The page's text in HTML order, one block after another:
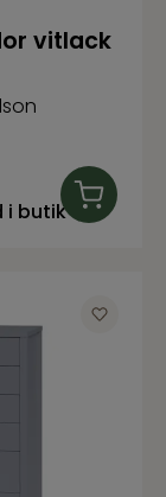
vitlack
i butik